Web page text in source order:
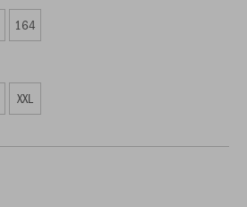
164
XXL